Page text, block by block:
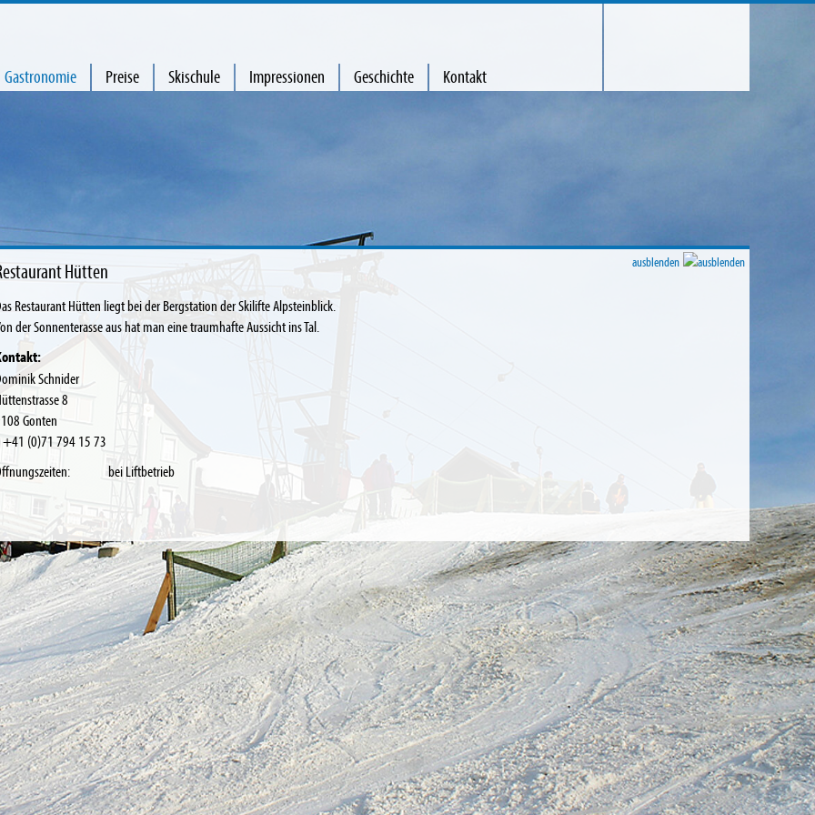
Gastronomie Preise Skischule Impressionen Geschichte Kontakt
ausblenden
Hütten
Restaurant Hütten liegt bei der Bergstation der Skilifte Alpsteinblick.
der Sonnenterasse aus hat man eine traumhafte Aussicht ins Tal.
Schnider
8
Gonten
+41 (0)71 794 15 73
bei Liftbetrieb